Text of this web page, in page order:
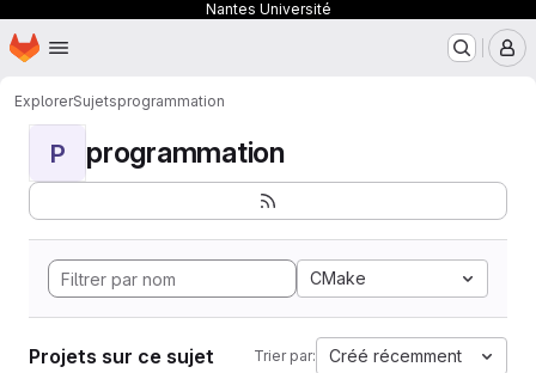
Nantes Université
Passer au contenu principal
Page d'accueil
ExplorerSujetsprogrammation
P programmation
CMake
Projets sur ce sujet Trier par: Créé récemment